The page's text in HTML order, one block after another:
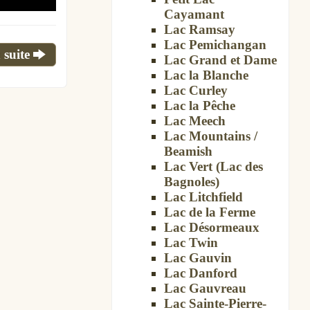
Cayamant
Lac Ramsay
Lac Pemichangan
Lac Grand et Dame
Lac la Blanche
Lac Curley
Lac la Pêche
Lac Meech
Lac Mountains /
Beamish
Lac Vert (Lac des
Bagnoles)
Lac Litchfield
Lac de la Ferme
Lac Désormeaux
Lac Twin
Lac Gauvin
Lac Danford
Lac Gauvreau
Lac Sainte-Pierre-